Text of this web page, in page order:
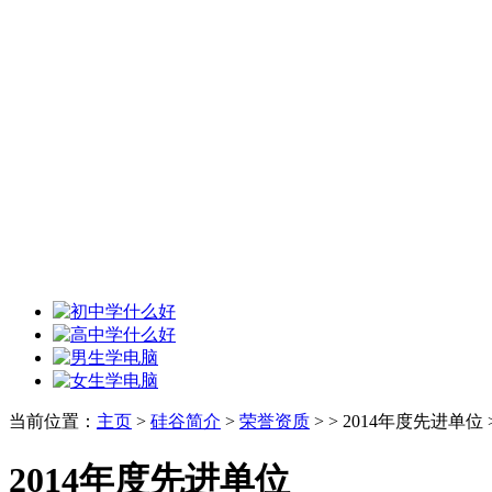
当前位置： 主页 > 硅谷简介 > 荣誉资质 > > 2014年度先进单位
2014年度先进单位